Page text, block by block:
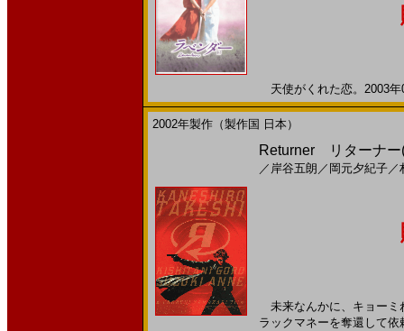
天使がくれた恋。2003
2002年製作（製作国 日本）
Returner リターナー
／ 岸谷五朗 ／ 岡元夕紀子／
未来なんかに、キョーミ
ラックマネーを奪還して